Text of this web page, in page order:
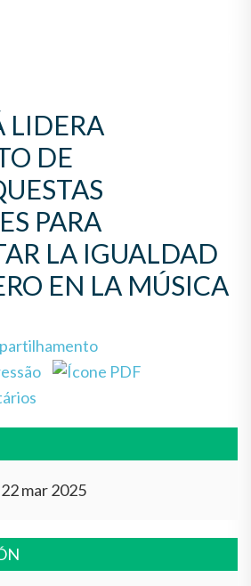
LIDERA
DE
PARA
LA IGUALDAD
EN LA MÚSICA
mar 2025